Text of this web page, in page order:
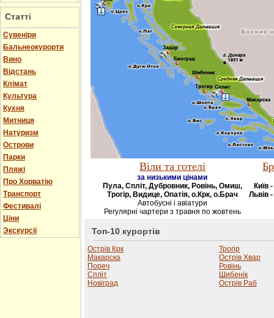
Статті
Cувеніри
Бальнеокурорти
Вино
Відстань
Клімат
Культура
Кухня
Митниця
Натуризм
Острови
Парки
Пляжі
Про Хорватію
Транспорт
Фестивалі
Ціни
Экскурсії
Віли та готелі
за низькими цінами
Пула, Спліт, Дубровник, Ровінь, Омиш,
Трогір, Видице, Опатія, о.Крк, о.Брач
Автобусні і авіатури
Регулярні чартери з травня по жовтень
Київ
Львів
Топ-10 курортів
Острів Крк
Макарска
Пореч
Спліт
Новіград
Трогір
Острів Хвар
Ровінь
Шибенік
Острів Раб